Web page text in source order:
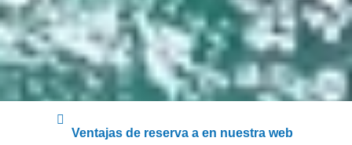
Ventajas de reserva a en nuestra web